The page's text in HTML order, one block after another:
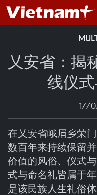
乂安省：揭
线仪
17/
在乂安省峨眉乡荣
数百年来持续保留
价值的风俗、仪式
式与命名礼皆属于
是该民族人生礼俗